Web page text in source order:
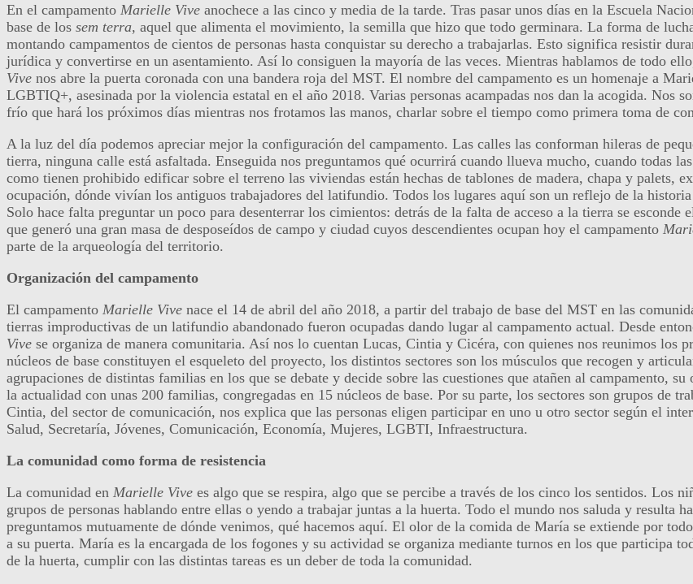
En el campamento Marielle Vive anochece a las cinco y media de la tarde. Tras pasar unos días en la Escuela
base de los sem terra, aquel que alimenta el movimiento, la semilla que hizo que todo germinara. La forma de
montando campamentos de cientos de personas hasta conquistar su derecho a trabajarlas. Esto significa resistir
jurídica y convertirse en un asentamiento. Así lo consiguen la mayoría de las veces. Mientras hablamos de todo
Vive nos abre la puerta coronada con una bandera roja del MST. El nombre del campamento es un homenaje a
LGBTIQ+, asesinada por la violencia estatal en el año 2018. Varias personas acampadas nos dan la acogida. Nos
frío que hará los próximos días mientras nos frotamos las manos, charlar sobre el tiempo como primera toma de
A la luz del día podemos apreciar mejor la configuración del campamento. Las calles las conforman hileras de
tierra, ninguna calle está asfaltada. Enseguida nos preguntamos qué ocurrirá cuando llueva mucho, cuando todas
como tienen prohibido edificar sobre el terreno las viviendas están hechas de tablones de madera, chapa y palets,
ocupación, dónde vivían los antiguos trabajadores del latifundio. Todos los lugares aquí son un reflejo de la
Solo hace falta preguntar un poco para desenterrar los cimientos: detrás de la falta de acceso a la tierra se
que generó una gran masa de desposeídos de campo y ciudad cuyos descendientes ocupan hoy el campamento
parte de la arqueología del territorio.
Organización del campamento
El campamento Marielle Vive nace el 14 de abril del año 2018, a partir del trabajo de base del MST en las
tierras improductivas de un latifundio abandonado fueron ocupadas dando lugar al campamento actual. Desde
Vive se organiza de manera comunitaria. Así nos lo cuentan Lucas, Cintia y Cicéra, con quienes nos reunimos los
núcleos de base constituyen el esqueleto del proyecto, los distintos sectores son los músculos que recogen y
agrupaciones de distintas familias en los que se debate y decide sobre las cuestiones que atañen al campamento,
la actualidad con unas 200 familias, congregadas en 15 núcleos de base. Por su parte, los sectores son grupos de
Cintia, del sector de comunicación, nos explica que las personas eligen participar en uno u otro sector según el
Salud, Secretaría, Jóvenes, Comunicación, Economía, Mujeres, LGBTI, Infraestructura.
La comunidad como forma de resistencia
La comunidad en Marielle Vive es algo que se respira, algo que se percibe a través de los cinco los sentidos. Los
grupos de personas hablando entre ellas o yendo a trabajar juntas a la huerta. Todo el mundo nos saluda y resulta
preguntamos mutuamente de dónde venimos, qué hacemos aquí. El olor de la comida de María se extiende por
a su puerta. María es la encargada de los fogones y su actividad se organiza mediante turnos en los que participa
de la huerta, cumplir con las distintas tareas es un deber de toda la comunidad.